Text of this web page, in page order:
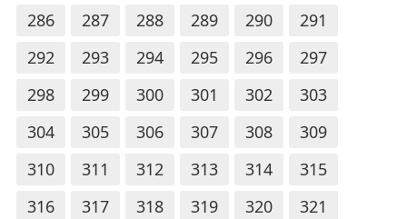
286
287 288 289 290
291
292
293 294 295 296
297
298
299 300 301 302
303
304
305 306 307 308
309
310
311 312 313 314
315
316
317 318 319 320
321